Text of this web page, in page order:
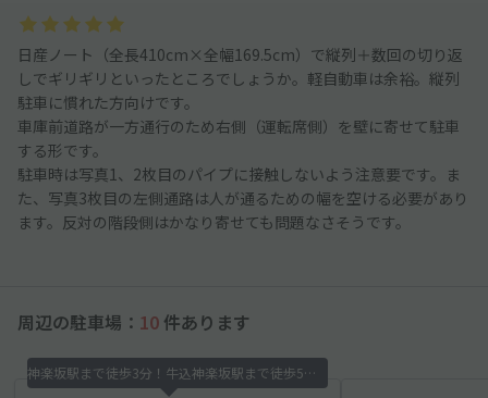
日産ノート（全長410cm×全幅169.5cm）で縦列＋数回の切り返
しでギリギリといったところでしょうか。軽自動車は余裕。縦列
駐車に慣れた方向けです。
車庫前道路が一方通行のため右側（運転席側）を壁に寄せて駐車
する形です。
駐車時は写真1、2枚目のパイプに接触しないよう注意要です。ま
た、写真3枚目の左側通路は人が通るための幅を空ける必要があり
ます。反対の階段側はかなり寄せても問題なさそうです。
周辺の駐車場： 10 件あります
神楽坂駅まで徒歩3分！牛込神楽坂駅まで徒歩5分！